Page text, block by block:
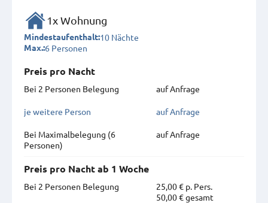
1x Wohnung
Mindestaufenthalt:10 Nächte
Max.:6 Personen
Preis pro Nacht
Bei 2 Personen Belegung
auf Anfrage
je weitere Person auf Anfrage
Bei Maximal­belegung (6
Personen)
auf Anfrage
Preis pro Nacht ab 1 Woche
Bei 2 Personen Belegung
25,00 € p. Pers.
50,00 € gesamt